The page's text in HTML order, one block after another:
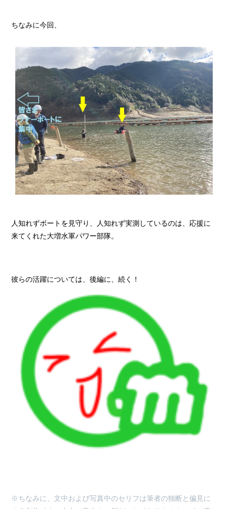
ちなみに今回、
人知れずボートを見守り、人知れず実測しているのは、応援に
来てくれた大増水軍パワー部隊。
彼らの活躍については、後編に、続く！
※ちなみに、文中および写真中のセリフは筆者の独断と偏見に